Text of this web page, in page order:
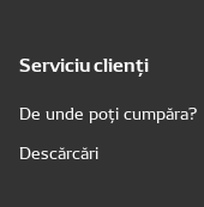
Serviciu clienți
De unde poți cumpăra?
Descărcări